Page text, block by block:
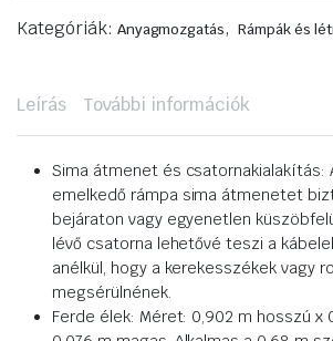
Kategóriák: Anyagmozgatás, Rámpák és
Leírás További információk
Sima átmenet és csatornakialakítás:
emelkedő rámpa sima átmenetet
bejáraton vagy egyenetlen
lévő csatorna lehetővé teszi a
anélkül, hogy a kerekesszékek vagy
megsérülnének.
Ferde élek: Méret: 0,902 m hosszú x